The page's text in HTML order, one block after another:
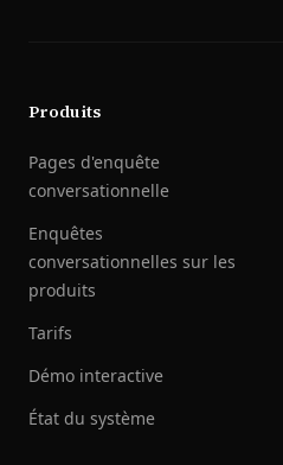
Produits
Pages d'enquête
conversationnelle
Enquêtes
conversationnelles sur les
produits
Tarifs
Démo interactive
État du système